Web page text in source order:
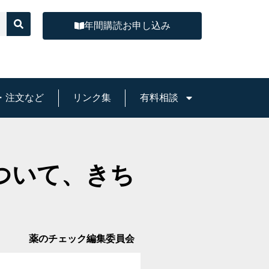
年間購読お申し込み
注文など リンク集 有料相談
て、きち
薬のチェック編集委員会